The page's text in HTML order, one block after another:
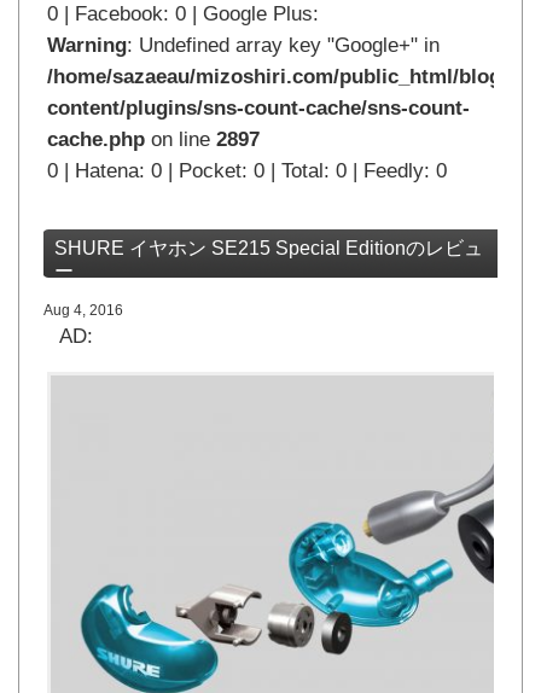
0 | Facebook: 0 | Google Plus:
Warning: Undefined array key "Google+" in
/home/sazaeau/mizoshiri.com/public_html/
content/plugins/sns-count-cache/sns-count-
cache.php on line 2897
0 | Hatena: 0 | Pocket: 0 | Total: 0 | Feedly: 0
SHURE イヤホン SE215 Special Editionのレビュ
ー
Aug 4, 2016
AD: